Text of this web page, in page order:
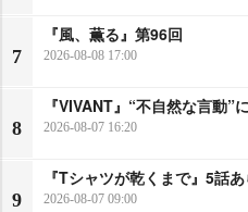
7
『風、薫る』第96回
2026-08-08 17:00
8
『VIVANT』“不自然な言動”
2026-08-07 16:20
9
『Tシャツが乾くまで』5話
2026-08-07 09:00